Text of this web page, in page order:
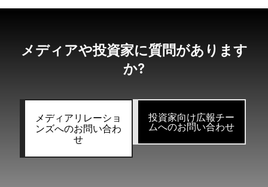
メディアや投資家に質問があります
か?
メディアリレーショ
ンズへのお問い合わ
せ
投資家向け広報チー
ムへのお問い合わせ